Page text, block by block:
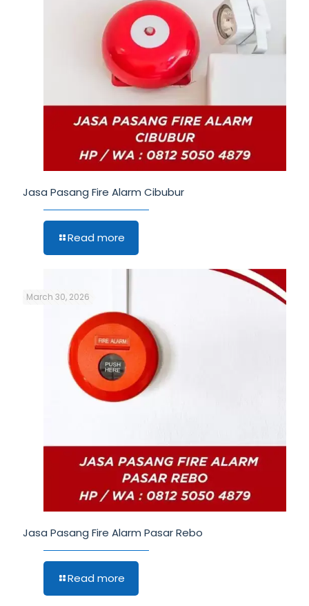
Jasa Pasang Fire Alarm Cibubur
Read more
March 30, 2026
Jasa Pasang Fire Alarm Pasar Rebo
Read more